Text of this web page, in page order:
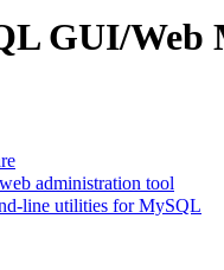
GUI/Web
administration tool
line utilities for MySQL